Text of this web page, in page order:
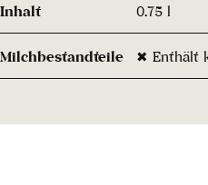
Inhalt 0.75 l
Milchbestandteile ✖ Enthält